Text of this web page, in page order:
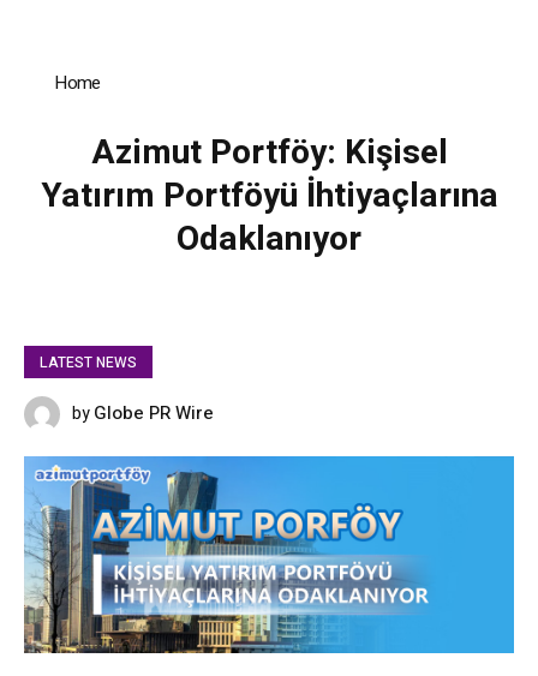
Home
Azimut Portföy: Kişisel
Yatırım Portföyü İhtiyaçlarına
Odaklanıyor
LATEST NEWS
byGlobe PR Wire